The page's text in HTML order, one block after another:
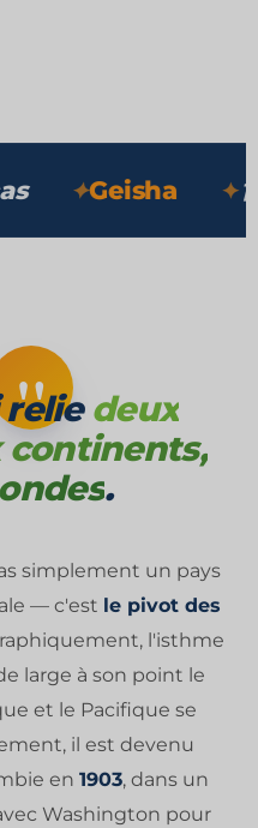
Geisha 博克
"
relie deux
continents,
.
simplement un pays
— c'est le pivot des
l'isthme
large à son point le
et le Pacifique se
il est devenu
en 1903, dans un
Washington pour